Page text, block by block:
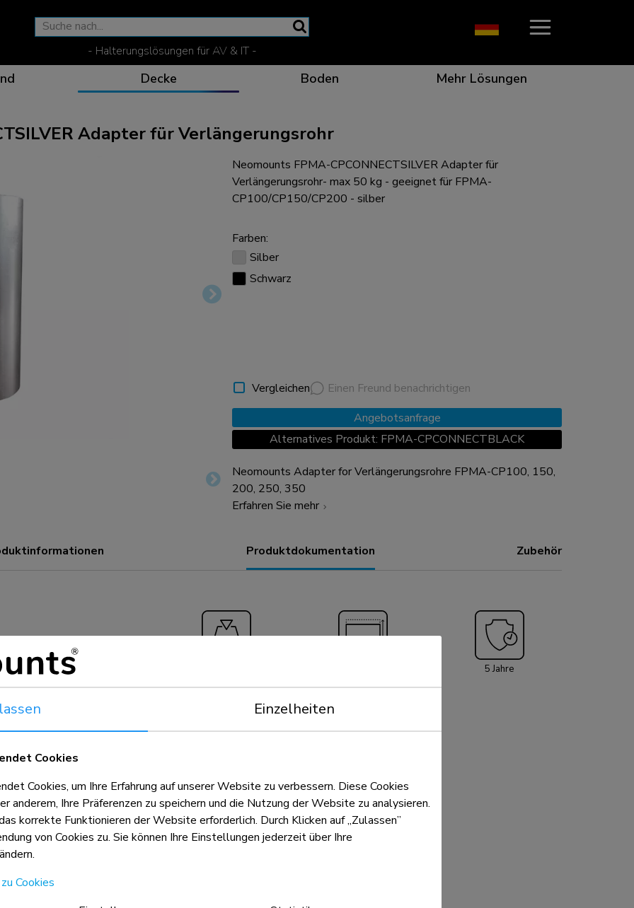
- Halterungslösungen für AV & IT -
Ergonomische Lösungen für jede Situation
Die optimale Betrachtungsposition für jeden Bildschirm
Wirksame Kommunikation, die ins Auge fällt
Decke
Flexible Lösungen für die beste Zusammenarbeit
Boden
Spezielle Produkte für besondere Bedürfnisse
Mehr Lösungen
Adapter für Verlängerungsrohr
Neomounts FPMA-CPCONNECTSILVER Adapter für
Verlängerungsrohr- max 50 kg - geeignet für FPMA-
CP100/CP150/CP200 - silber
Farben:
Silber
Schwarz
Vergleichen
Einen Freund benachrichtigen
Angebotsanfrage
Alternatives Produkt: FPMA-CPCONNECTBLACK
Neomounts Adapter for Verlängerungsrohre FPMA-CP100, 150,
200, 250, 350
Erfahren Sie mehr
Produktdokumentation Zubehör
5 Jahre
Einzelheiten
Cookies
Cookies, um Ihre Erfahrung auf unserer Website zu verbessern. Diese Cookies
anderem, Ihre Präferenzen zu speichern und die Nutzung der Website zu analysieren.
korrekte Funktionieren der Website erforderlich. Durch Klicken auf „Zulassen”
von Cookies zu. Sie können Ihre Einstellungen jederzeit über Ihre
Cookies